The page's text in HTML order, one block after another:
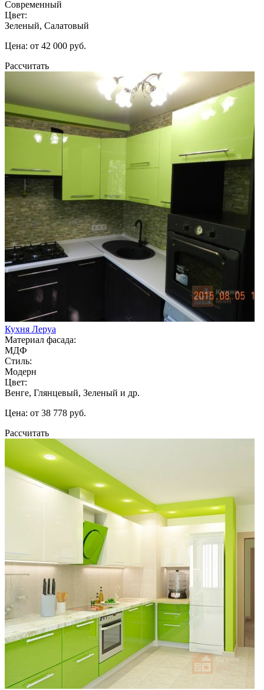
Современный
Цвет:
Зеленый, Салатовый
Цена: от 42 000 руб.
Рассчитать
Кухня Леруа
Материал фасада:
МДФ
Стиль:
Модерн
Цвет:
Венге, Глянцевый, Зеленый и др.
Цена: от 38 778 руб.
Рассчитать